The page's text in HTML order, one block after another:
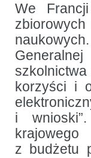
We
korzyści i
i
z budżetu